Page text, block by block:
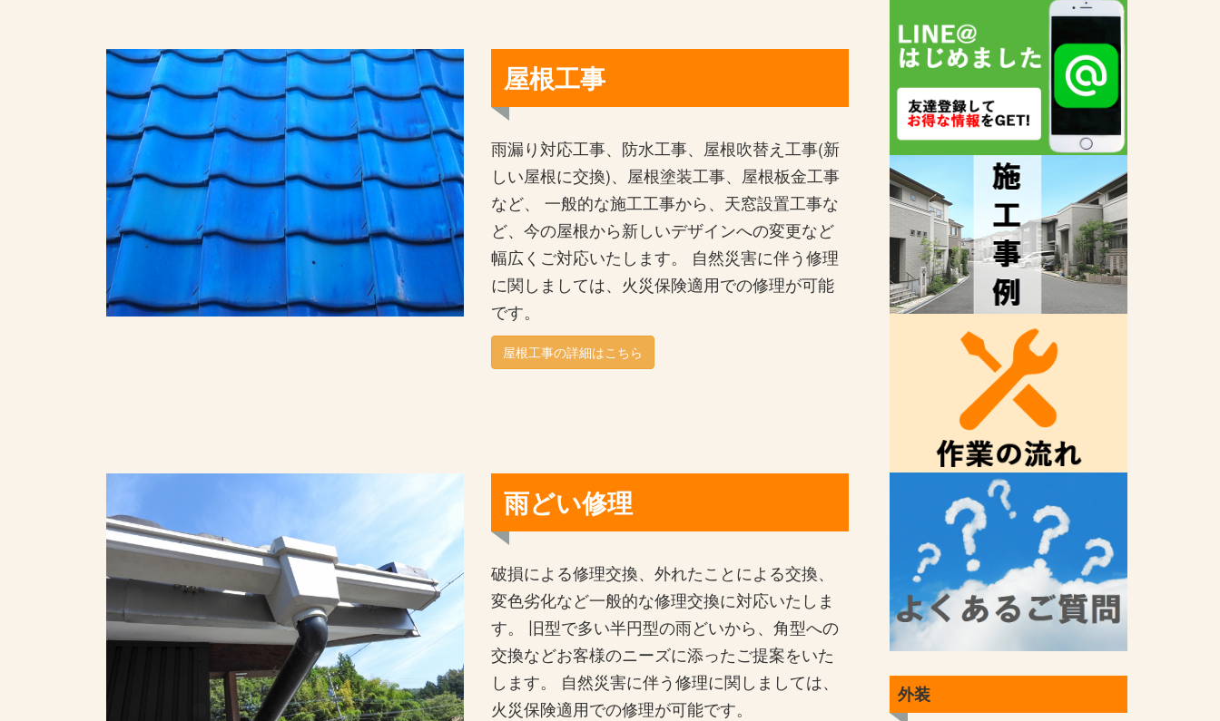
屋根工事
雨漏り対応工事、防水工事、屋根吹替え工事(新
しい屋根に交換)、屋根塗装工事、屋根板金工事
など、 一般的な施工工事から、天窓設置工事な
ど、今の屋根から新しいデザインへの変更など
幅広くご対応いたします。 自然災害に伴う修理
に関しましては、火災保険適用での修理が可能
です。
屋根工事の詳細はこちら
雨どい修理
破損による修理交換、外れたことによる交換、
変色劣化など一般的な修理交換に対応いたしま
す。 旧型で多い半円型の雨どいから、角型への
交換などお客様のニーズに添ったご提案をいた
します。 自然災害に伴う修理に関しましては、
火災保険適用での修理が可能です。
外装